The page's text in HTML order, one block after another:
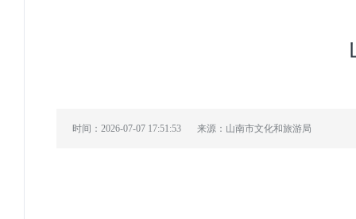
时间：2026-07-07 17:51:53 来源：山南市文化和旅游局